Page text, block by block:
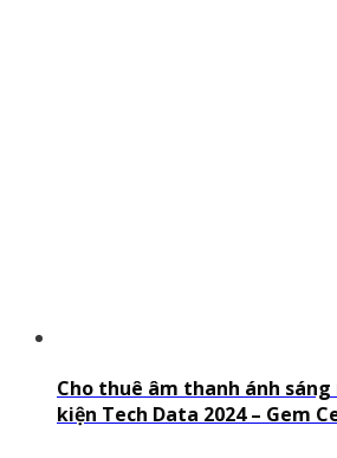
Cho thuê âm thanh ánh
kiện Tech Data 2024 – Gem